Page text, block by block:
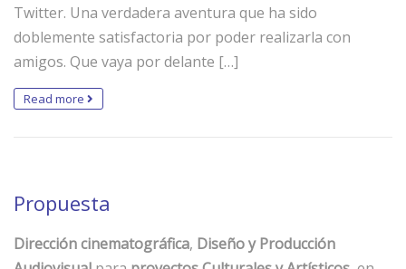
Twitter. Una verdadera aventura que ha sido
doblemente satisfactoria por poder realizarla con
amigos. Que vaya por delante […]
Read more
Propuesta
Dirección cinematográfica, Diseño y Producción